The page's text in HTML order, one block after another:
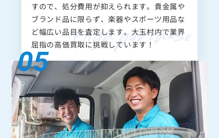
すので、処分費用が抑えられます。貴金属や
ブランド品に限らず、楽器やスポーツ用品な
ど幅広い品目を査定します。大玉村内で業界
屈指の高価買取に挑戦しています！